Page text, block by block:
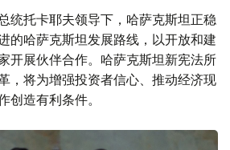
统托卡耶夫领导下，哈萨克斯坦正稳
的哈萨克斯坦发展路线，以开放和建
开展伙伴合作。哈萨克斯坦新宪法所
，将为增强投资者信心、推动经济现
创造有利条件。